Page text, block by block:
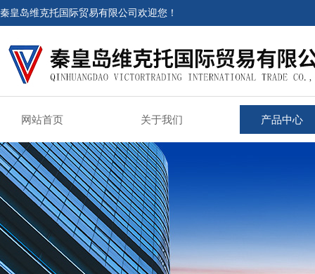
秦皇岛维克托国际贸易有限公司欢迎您！
网站首页 关于我们 产品中心